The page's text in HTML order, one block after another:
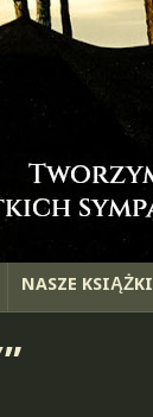
NASZE KSIĄŻKI